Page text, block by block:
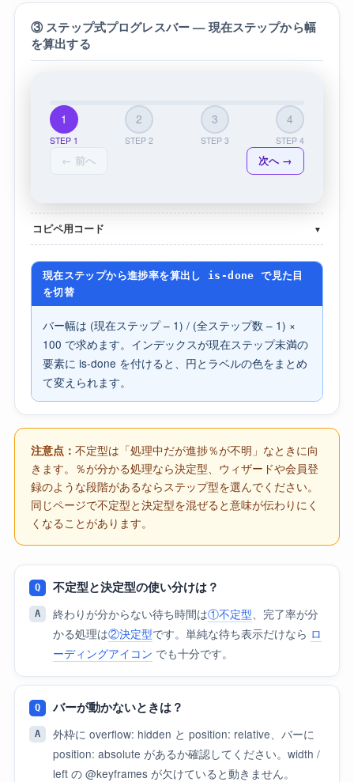
③ ステップ式プログレスバー — 現在ステップから幅
を算出する
1
STEP 1
2
STEP 2
3
STEP 3
4
STEP 4
← 前へ 次へ →
コピペ用コード ▼
現在ステップから進捗率を算出し is-done で見た目
を切替
バー幅は (現在ステップ – 1) / (全ステップ数 – 1) ×
100 で求めます。インデックスが現在ステップ未満の
要素に is-done を付けると、円とラベルの色をまとめ
て変えられます。
注意点： 不定型は「処理中だが進捗％が不明」なときに向
きます。％が分かる処理なら決定型、ウィザードや会員登
録のような段階があるならステップ型を選んでください。
同じページで不定型と決定型を混ぜると意味が伝わりにく
くなることがあります。
不定型と決定型の使い分けは？
終わりが分からない待ち時間は①不定型 、完了率が分
かる処理は②決定型です。単純な待ち表示だけなら ロ
ーディングアイコン でも十分です。
バーが動かないときは？
外枠に overflow: hidden と position: relative、バーに
position: absolute があるか確認してください。width /
left の @keyframes が欠けていると動きません。